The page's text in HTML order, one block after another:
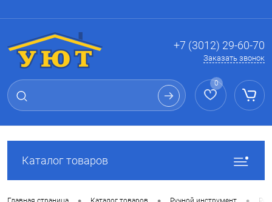
+7 (3012) 29-60-70
Заказать звонок
0
Каталог товаров